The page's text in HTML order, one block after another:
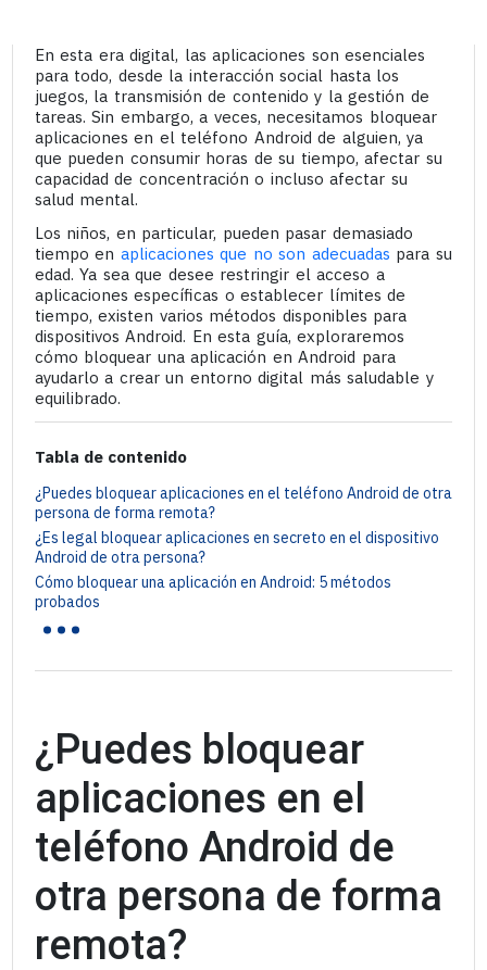
En esta era digital, las aplicaciones son esenciales
para todo, desde la interacción social hasta los
juegos, la transmisión de contenido y la gestión de
tareas. Sin embargo, a veces, necesitamos bloquear
aplicaciones en el teléfono Android de alguien, ya
que pueden consumir horas de su tiempo, afectar su
capacidad de concentración o incluso afectar su
salud mental.
Los niños, en particular, pueden pasar demasiado
tiempo en aplicaciones que no son adecuadas para su
edad. Ya sea que desee restringir el acceso a
aplicaciones específicas o establecer límites de
tiempo, existen varios métodos disponibles para
dispositivos Android. En esta guía, exploraremos
cómo bloquear una aplicación en Android para
ayudarlo a crear un entorno digital más saludable y
equilibrado.
Tabla de contenido
¿Puedes bloquear aplicaciones en el teléfono Android de otra
persona de forma remota?
¿Es legal bloquear aplicaciones en secreto en el dispositivo
Android de otra persona?
Cómo bloquear una aplicación en Android: 5 métodos
probados
...
¿Puedes bloquear
aplicaciones en el
teléfono Android de
otra persona de forma
remota?